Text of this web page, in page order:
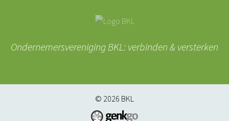
Ondernemersvereniging BKL: verbinden & versterken
© 2026 BKL